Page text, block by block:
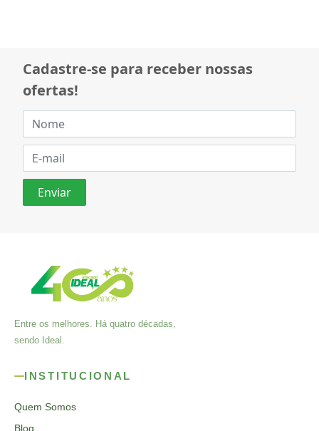
Cadastre-se para receber nossas
ofertas!
Entre os melhores. Há quatro décadas,
sendo Ideal.
INSTITUCIONAL
Quem Somos
Blog